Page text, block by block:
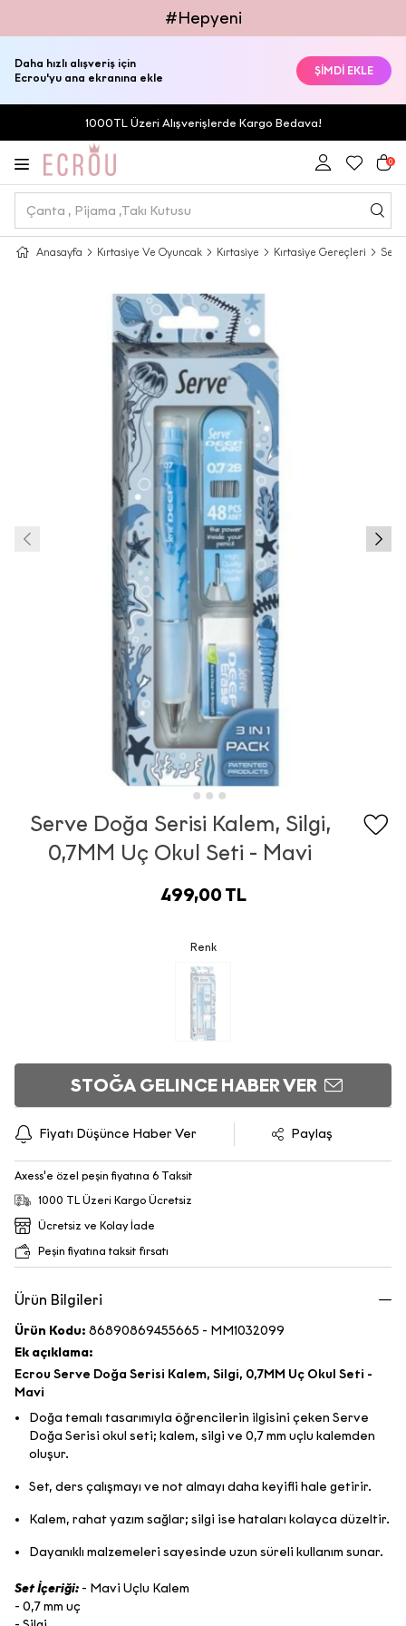
#Hepyeni
Daha hızlı alışveriş için
Ecrou'yu ana ekranına ekle
ŞİMDİ EKLE
1000TL Üzeri Alışverişlerde Kargo Bedava!
0
Anasayfa Kırtasiye Ve Oyuncak Kırtasiye Kırtasiye Gereçleri
Serve Doğa Serisi Kalem, Silgi,
0,7MM Uç Okul Seti - Mavi
499,00 TL
Renk
STOĞA GELINCE HABER VER
Fiyatı Düşünce Haber Ver Paylaş
Axess'e özel peşin fiyatına 6 Taksit
1000 TL Üzeri Kargo Ücretsiz
Ücretsiz ve Kolay İade
Peşin fiyatına taksit fırsatı
Ürün Bilgileri
Ürün Kodu: 86890869455665 - MM1032099
Ek açıklama:
Ecrou Serve Doğa Serisi Kalem, Silgi, 0,7MM Uç Okul Seti -
Mavi
Doğa temalı tasarımıyla öğrencilerin ilgisini çeken Serve
Doğa Serisi okul seti; kalem, silgi ve 0,7 mm uçlu kalemden
oluşur.
Set, ders çalışmayı ve not almayı daha keyifli hale getirir.
Kalem, rahat yazım sağlar; silgi ise hataları kolayca düzeltir.
Dayanıklı malzemeleri sayesinde uzun süreli kullanım sunar.
Set İçeriği: - Mavi Uçlu Kalem
- 0,7 mm uç